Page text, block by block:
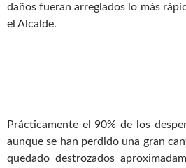
daños fueran arreglados lo más
el Alcalde.
Prácticamente el 90% de los
aunque se han perdido una gran
quedado destrozados